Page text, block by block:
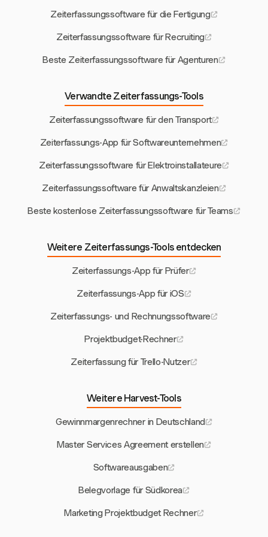
Zeiterfassungssoftware für die Fertigung
Zeiterfassungssoftware für Recruiting
Beste Zeiterfassungssoftware für Agenturen
Verwandte Zeiterfassungs-Tools
Zeiterfassungssoftware für den Transport
Zeiterfassungs-App für Softwareunternehmen
Zeiterfassungssoftware für Elektroinstallateure
Zeiterfassungssoftware für Anwaltskanzleien
Beste kostenlose Zeiterfassungssoftware für Teams
Weitere Zeiterfassungs-Tools entdecken
Zeiterfassungs-App für Prüfer
Zeiterfassungs-App für iOS
Zeiterfassungs- und Rechnungssoftware
Projektbudget-Rechner
Zeiterfassung für Trello-Nutzer
Weitere Harvest-Tools
Gewinnmargenrechner in Deutschland
Master Services Agreement erstellen
Softwareausgaben
Belegvorlage für Südkorea
Marketing Projektbudget Rechner